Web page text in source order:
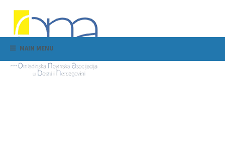
MAIN MENU